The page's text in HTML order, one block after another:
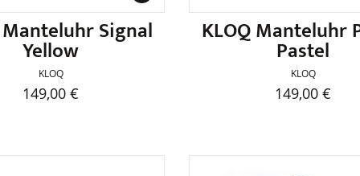
werden
Manteluhr Signal
Yellow
KLOQ
149,00€
KLOQ Manteluhr
Pastel
KLOQ
149,00€